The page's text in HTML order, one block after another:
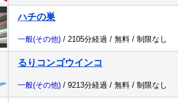
ハチの巣
一般(その他) / 2105分経過 / 無料 / 制限なし
るりコンゴウインコ
一般(その他) / 9213分経過 / 無料 / 制限なし